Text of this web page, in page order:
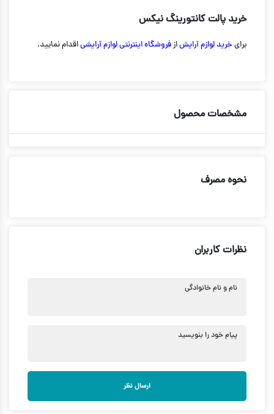
خرید پالت کانتورینگ نیکس
برای خرید لوازم آرایشازفروشگاه اینترنتی لوازم آرایشیاقدام نمایید.
مشخصات محصول
نحوه مصرف
نظرات کاربران
نام و نام خانوادگی
پیام خود را بنویسید
ارسال نظر